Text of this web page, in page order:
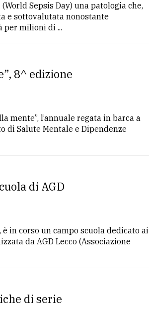
Sepsis Day) una patologia che,
e sottovalutata nonostante
per milioni di ...
8^ edizione
mente”, l’annuale regata in barca a
di Salute Mentale e Dipendenze
di AGD
in corso un campo scuola dedicato ai
da AGD Lecco (Associazione
di serie